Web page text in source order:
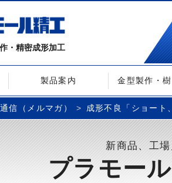
・精密成形加工
製品案内 金型製作・
信（メルマガ） 成形不良「ショー
新商品、工
プラモー